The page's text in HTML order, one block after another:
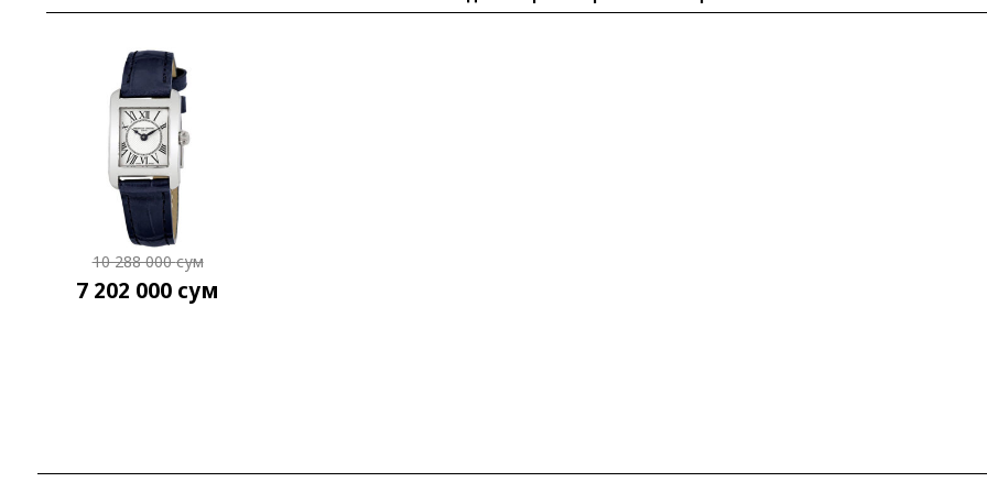
10 288 000сум
7 202 000 сум